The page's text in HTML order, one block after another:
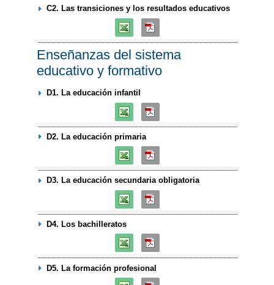
C2. Las transiciones y los resultados educativos
Enseñanzas del sistema
educativo y formativo
D1. La educación infantil
D2. La educación primaria
D3. La educación secundaria obligatoria
D4. Los bachilleratos
D5. La formación profesional